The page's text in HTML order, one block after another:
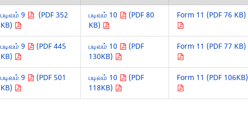
படிவம் 9
(PDF 352
KB)
படிவம் 10
(PDF 80
KB)
Form 11 (PDF 76 KB)
படிவம் 9
(PDF 445
KB)
படிவம் 10
(PDF
130KB)
Form 11 (PDF 77 KB)
படிவம் 9
(PDF 501
KB)
படிவம் 10
(PDF
118KB)
Form 11 (PDF 106KB)